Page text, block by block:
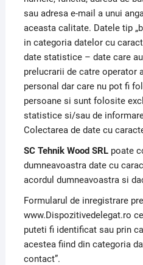
sau adresa e-mail a unui
aceasta calitate. Datele tip
in categoria datelor cu
date statistice – date care
prelucrarii de catre operator
personal dar care nu pot fi
persoane si sunt folosite
statistice si/sau de
Colectarea de date cu
SC Tehnik Wood SRLpoate
dumneavoastra date cu
acordul dumneavoastra si
Formularul de inregistrare
www.Dispozitivedelegat.ro
puteti fi identificat sau prin
acestea fiind din categoria
contact”.